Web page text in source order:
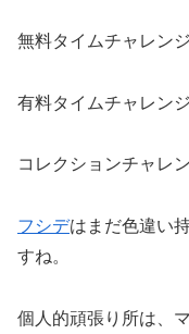
無料タイムチャレンジ
有料タイムチャレン
コレクションチャレ
フシデはまだ色違い
すね。
個人的頑張り所は、